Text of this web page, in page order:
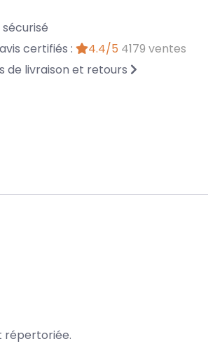
certifiés :
4.4/5 4179 ventes
de livraison et retours
répertoriée.